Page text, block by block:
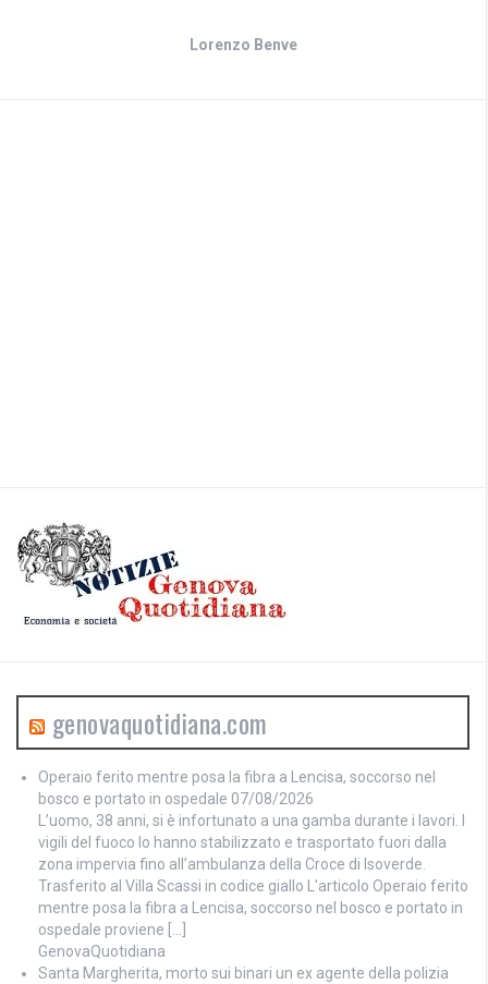
Lorenzo Benve
genovaquotidiana.com
Operaio ferito mentre posa la fibra a Lencisa, soccorso nel
bosco e portato in ospedale 07/08/2026
L’uomo, 38 anni, si è infortunato a una gamba durante i lavori. I
vigili del fuoco lo hanno stabilizzato e trasportato fuori dalla
zona impervia fino all’ambulanza della Croce di Isoverde.
Trasferito al Villa Scassi in codice giallo L'articolo Operaio ferito
mentre posa la fibra a Lencisa, soccorso nel bosco e portato in
ospedale proviene […]
GenovaQuotidiana
Santa Margherita, morto sui binari un ex agente della polizia